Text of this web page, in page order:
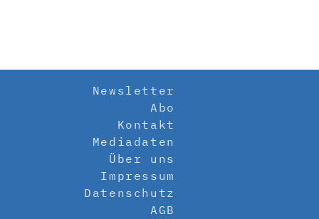
Newsletter
Abo
Kontakt
Mediadaten
Über uns
Impressum
Datenschutz
AGB